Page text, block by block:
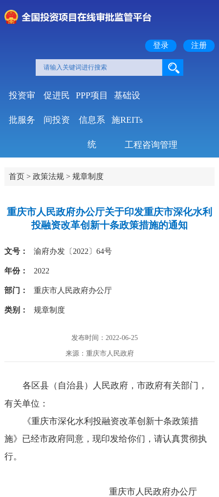
登录 注册
投资审
批服务
促进民
间投资
PPP项目
信息系
统
基础设
施REITs
工程咨询管理
首页> 政策法规> 规章制度
重庆市人民政府办公厅关于印发重庆市深化水利
投融资改革创新十条政策措施的通知
文号： 渝府办发〔2022〕64号
年份： 2022
部门： 重庆市人民政府办公厅
类别： 规章制度
发布时间：2022-06-25
来源：重庆市人民政府
各区县（自治县）人民政府，市政府有关部门，
有关单位：
《重庆市深化水利投融资改革创新十条政策措
施》已经市政府同意，现印发给你们，请认真贯彻执
行。
重庆市人民政府办公厅